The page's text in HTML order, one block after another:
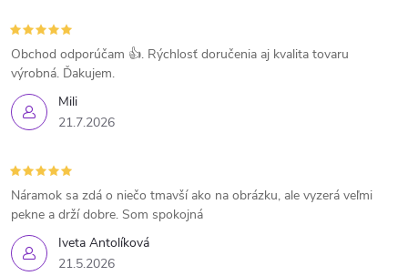
Mili
21.7.2026
Obchod odporúčam 👍. Rýchlosť doručenia aj kvalita tovaru
výrobná. Ďakujem.
Iveta Antolíková
21.5.2026
Náramok sa zdá o niečo tmavší ako na obrázku, ale vyzerá veľmi
pekne a drží dobre. Som spokojná